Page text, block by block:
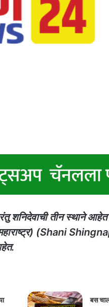
शनिदेवाची तीन स्थाने आहेत
(Shani
बस